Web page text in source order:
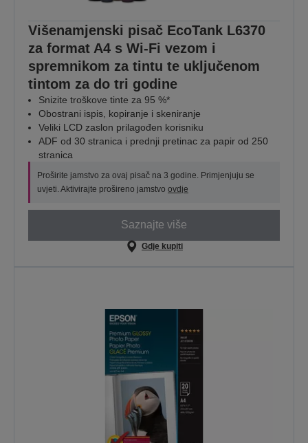
Višenamjenski pisač EcoTank L6370
za format A4 s Wi-Fi vezom i
spremnikom za tintu te uključenom
tintom za do tri godine
Snizite troškove tinte za 95 %*
Obostrani ispis, kopiranje i skeniranje
Veliki LCD zaslon prilagođen korisniku
ADF od 30 stranica i prednji pretinac za papir od 250
stranica
Proširite jamstvo za ovaj pisač na 3 godine. Primjenjuju se
uvjeti. Aktivirajte prošireno jamstvo ovdje
Saznajte više
Gdje kupiti